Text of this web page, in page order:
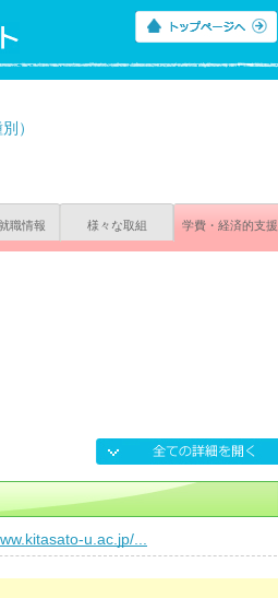
）
職情報 様々な取組 学費・経済的支援
u.ac.jp/...